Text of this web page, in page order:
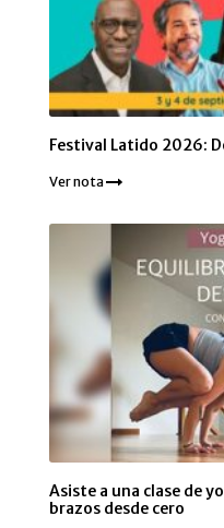
Festival Latido 2026:
Ver nota
Asiste a una clase de
brazos desde cero